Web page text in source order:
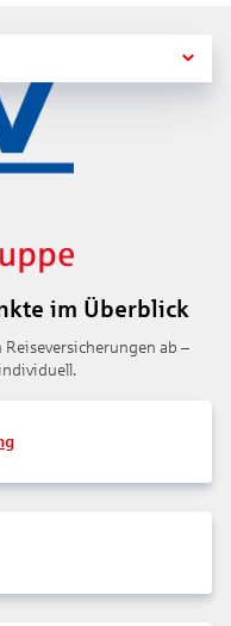
im Überblick
ab –